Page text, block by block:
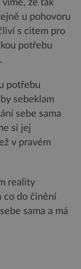
že tak
u pohovoru
s citem pro
potřebu
potřebu
sebeklam
sebe sama
si jej
v pravém
reality
co do činění
sama a má